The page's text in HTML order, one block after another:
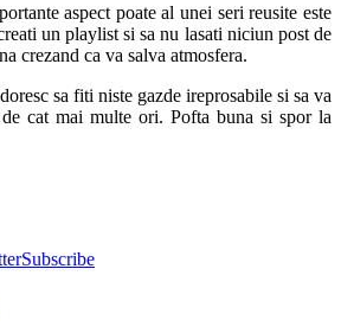
aspect poate al unei seri reusite este
un playlist si sa nu lasati niciun post de
crezand ca va salva atmosfera.
sa fiti niste gazde ireprosabile si sa va
cat mai multe ori. Pofta buna si spor la
Subscribe